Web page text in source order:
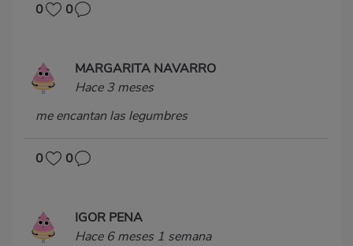
0 0
MARGARITA NAVARRO
Hace 3 meses
me encantan las legumbres
0 0
IGOR PENA
Hace 6 meses 1 semana